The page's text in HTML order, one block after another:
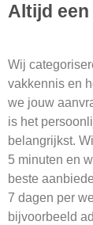
Altijd een
Wij
vakkennis en
we jouw
is het
belangrijkst.
5 minuten en
beste
7 dagen per
bijvoorbeeld